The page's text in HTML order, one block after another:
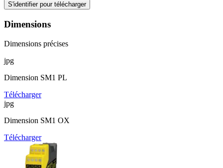
S'identifier pour télécharger
Dimensions
Dimensions précises
jpg
Dimension SM1 PL
Télécharger
jpg
Dimension SM1 OX
Télécharger